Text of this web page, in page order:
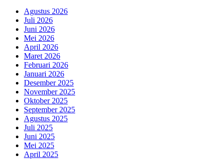
Agustus 2026
Juli 2026
Juni 2026
Mei 2026
April 2026
Maret 2026
Februari 2026
Januari 2026
Desember 2025
November 2025
Oktober 2025
September 2025
Agustus 2025
Juli 2025
Juni 2025
Mei 2025
April 2025